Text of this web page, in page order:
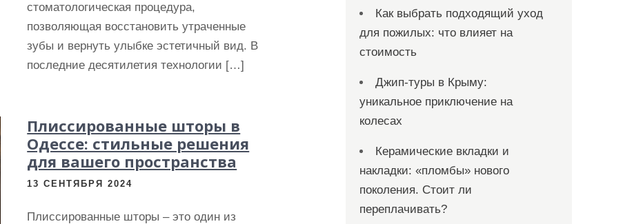
стоматологическая процедура,
позволяющая восстановить утраченные
зубы и вернуть улыбке эстетичный вид. В
последние десятилетия технологии […]
Плиссированные шторы в
Одессе: стильные решения
для вашего пространства
13 СЕНТЯБРЯ 2024
Плиссированные шторы – это один из
Как выбрать подходящий уход
для пожилых: что влияет на
стоимость
Джип-туры в Крыму:
уникальное приключение на
колесах
Керамические вкладки и
накладки: «пломбы» нового
поколения. Стоит ли
переплачивать?